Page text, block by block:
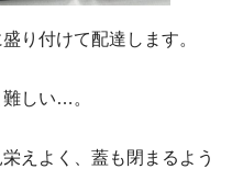
り付けて配達します。
しい…。
えよく、蓋も閉まるよう